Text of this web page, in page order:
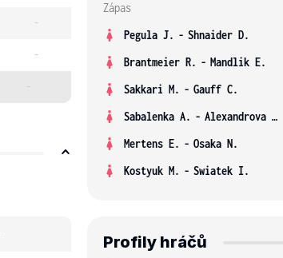
-
-
-
Zápas
Pegula J. - Shnaider D.
Brantmeier R. - Mandlik E.
Sakkari M. - Gauff C.
Sabalenka A. - Alexandrova E.
Mertens E. - Osaka N.
Kostyuk M. - Swiatek I.
Profily hráčů